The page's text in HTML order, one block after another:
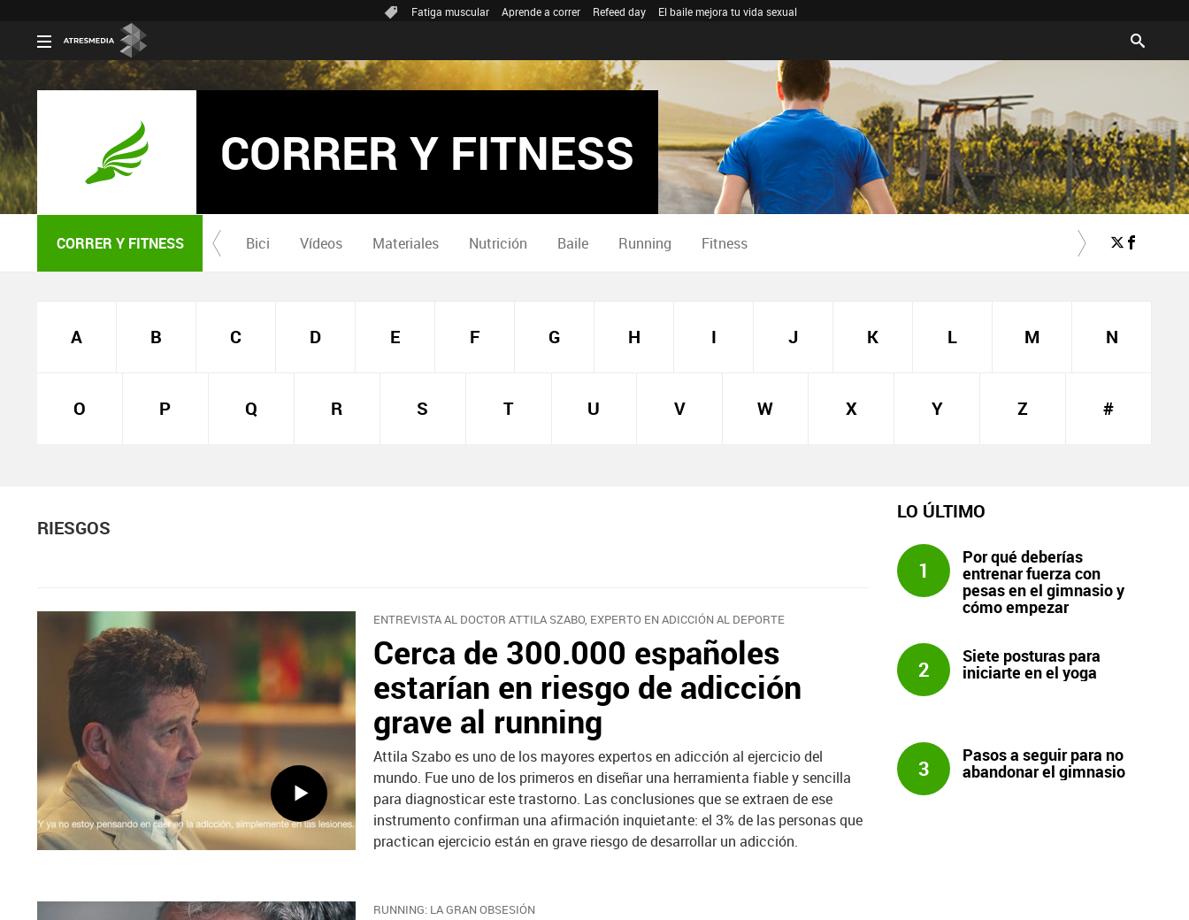
Fatiga muscular Aprende a correr Refeed day El baile mejora tu vida sexual
CORRER Y FITNESS
CORRER Y FITNESS Bici Vídeos Materiales Nutrición Baile Running Fitness
A B C D E F G H I J K L M N
O P Q R S T U V W X Y Z #
RIESGOS
ENTREVISTA AL DOCTOR ATTILA SZABO, EXPERTO EN ADICCIÓN AL DEPORTE
Cerca de 300.000 españoles
estarían en riesgo de adicción
grave al running
Attila Szabo es uno de los mayores expertos en adicción al ejercicio del
mundo. Fue uno de los primeros en diseñar una herramienta fiable y sencilla
para diagnosticar este trastorno. Las conclusiones que se extraen de ese
instrumento confirman una afirmación inquietante: el 3% de las personas que
practican ejercicio están en grave riesgo de desarrollar un adicción.
RUNNING: LA GRAN OBSESIÓN
LO ÚLTIMO
1
Por qué deberías
entrenar fuerza con
pesas en el gimnasio y
cómo empezar
2
Siete posturas para
iniciarte en el yoga
3
Pasos a seguir para no
abandonar el gimnasio